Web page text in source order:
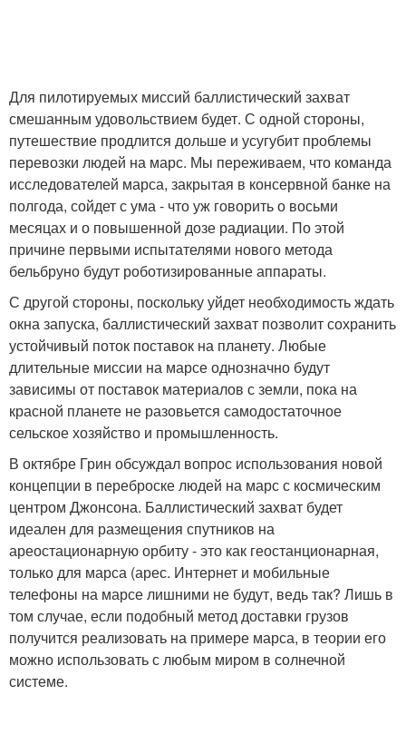
Для пилотируемых миссий баллистический захват
смешанным удовольствием будет. С одной стороны,
путешествие продлится дольше и усугубит проблемы
перевозки людей на марс. Мы переживаем, что команда
исследователей марса, закрытая в консервной банке на
полгода, сойдет с ума - что уж говорить о восьми
месяцах и о повышенной дозе радиации. По этой
причине первыми испытателями нового метода
бельбруно будут роботизированные аппараты.
С другой стороны, поскольку уйдет необходимость ждать
окна запуска, баллистический захват позволит сохранить
устойчивый поток поставок на планету. Любые
длительные миссии на марсе однозначно будут
зависимы от поставок материалов с земли, пока на
красной планете не разовьется самодостаточное
сельское хозяйство и промышленность.
В октябре Грин обсуждал вопрос использования новой
концепции в переброске людей на марс с космическим
центром Джонсона. Баллистический захват будет
идеален для размещения спутников на
ареостационарную орбиту - это как геостанционарная,
только для марса (арес. Интернет и мобильные
телефоны на марсе лишними не будут, ведь так? Лишь в
том случае, если подобный метод доставки грузов
получится реализовать на примере марса, в теории его
можно использовать с любым миром в солнечной
системе.